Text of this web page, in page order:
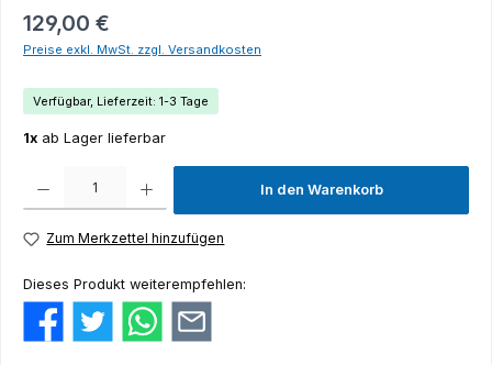
129,00 €
Preise exkl. MwSt. zzgl. Versandkosten
Verfügbar, Lieferzeit: 1-3 Tage
1x ab Lager lieferbar
In den Warenkorb
Zum Merkzettel hinzufügen
Dieses Produkt weiterempfehlen: